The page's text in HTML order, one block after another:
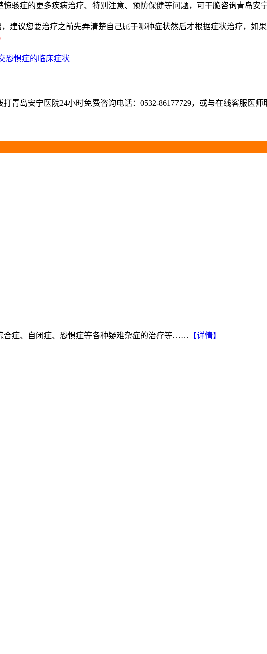
骇症的更多疾病治疗、特别注意、预防保健等问题，可干脆咨询青岛安
建议您要治疗之前先弄清楚自己属于哪种症状然后才根据症状治疗，如
恐惧症的临床症状
青岛安宁医院24小时免费咨询电话：0532-86177729，或与在线客服医师
合症、自闭症、恐惧症等各种疑难杂症的治疗等…… 【详情】